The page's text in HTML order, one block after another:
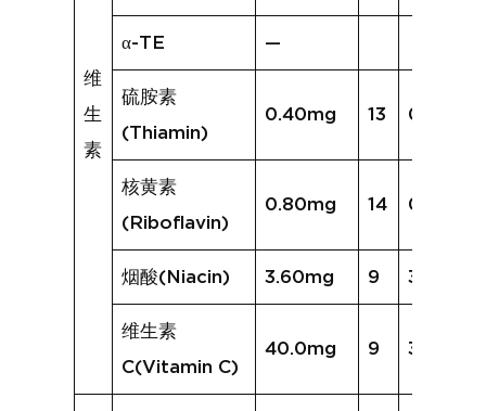
维
生
素
α-TE —
硫胺素
(Thiamin)
0.40mg 13 0.47mg
核黄素
(Riboflavin)
0.80mg 14 0.95mg
烟酸(Niacin) 3.60mg 9 3.15mg
维生素
C(Vitamin C)
40.0mg 9 31.4mg